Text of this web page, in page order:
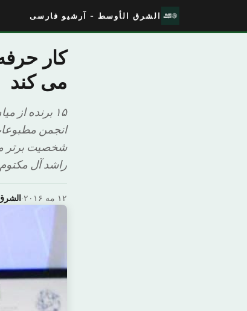
الشرق الأوسط - آرشیو فارسی
کار
می کند
انجمن
شخصیت برتر
راشد آل
· ۱۲ مه ۲۰۱۶